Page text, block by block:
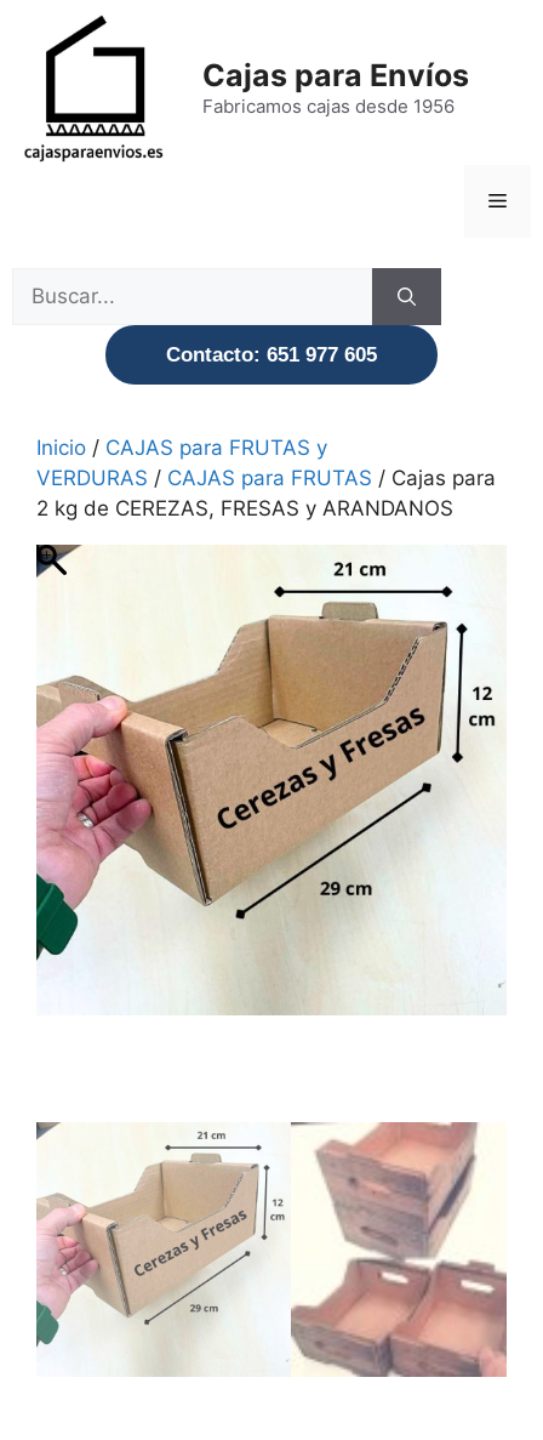
Cajas para Envíos
Fabricamos cajas desde 1956
Buscar:
Contacto: 651 977 605
Inicio / CAJAS para FRUTAS y
VERDURAS / CAJAS para FRUTAS / Cajas para
2 kg de CEREZAS, FRESAS y ARANDANOS